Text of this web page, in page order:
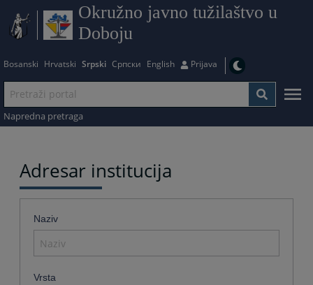
Okružno javno tužilaštvo u
Doboju
Bosanski Hrvatski Srpski Српски English Prijava
Napredna pretraga
Adresar institucija
Naziv
Vrsta